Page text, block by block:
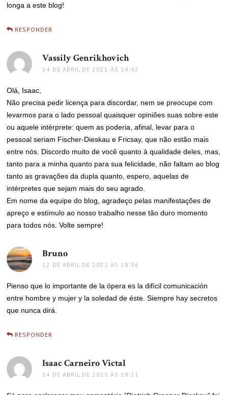
longa a este blog!
RESPONDER
Vassily Genrikhovichdisse:
14 DE ABRIL DE 2021 ÀS 14:42
Olá, Isaac,
Não precisa pedir licença para discordar, nem se preocupe com
levarmos para o lado pessoal quaisquer opiniões suas sobre este
ou aquele intérprete: quem as poderia, afinal, levar para o
pessoal seriam Fischer-Dieskau e Fricsay, que não estão mais
entre nós. Discordo muito de você quanto à qualidade deles, mas,
tanto para a minha quanto para sua felicidade, não faltam ao blog
tanto as gravações da dupla quanto, espero, aquelas de
intérpretes que sejam mais do seu agrado.
Em nome da equipe do blog, agradeço pelas manifestações de
apreço e estímulo ao nosso trabalho nesse tão duro momento
para todos nós. Volte sempre!
Bruno
12 DE ABRIL DE 2021 ÀS 18:36
Pienso que lo importante de la ópera es la difícil comunicación
entre hombre y mujer y la soledad de éste. Siempre hay secretos
que nunca dirá.
RESPONDER
Isaac Carneiro Victal
14 DE ABRIL DE 2021 ÀS 19:11